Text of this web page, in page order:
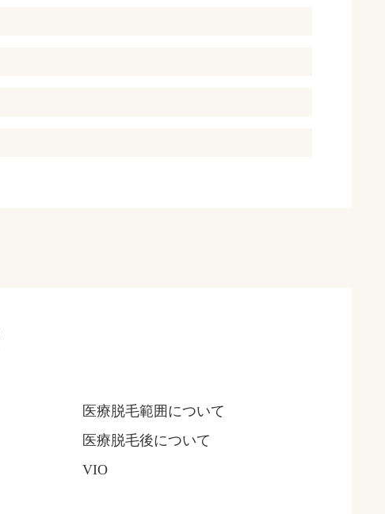
医療脱毛範囲について
医療脱毛後について
VIO